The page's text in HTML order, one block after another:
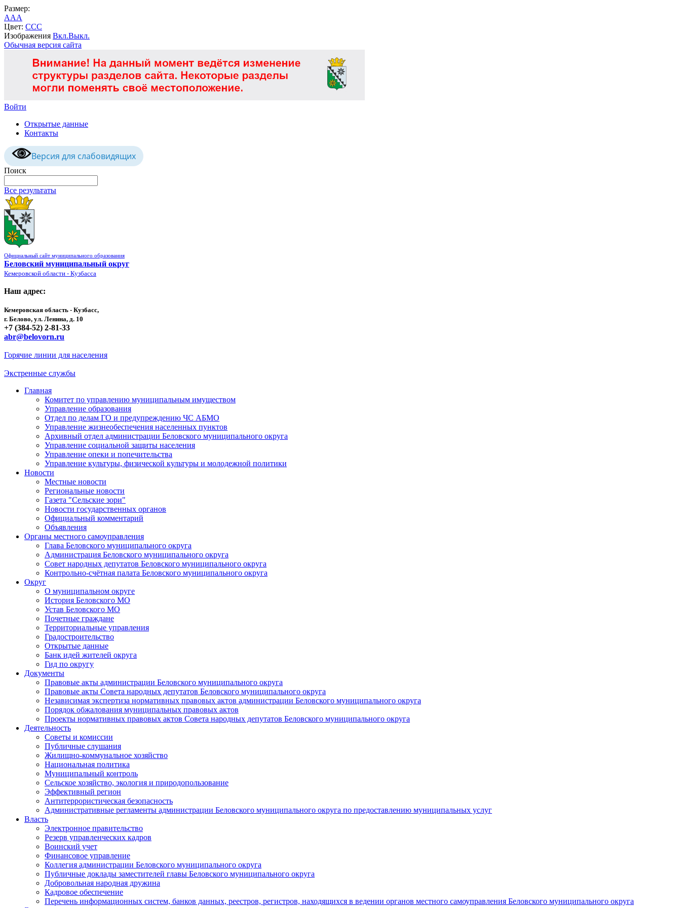
Размер:
AAA
Цвет: CCC
Изображения Вкл.Выкл.
Обычная версия сайта
Войти
Открытые данные
Контакты
Версия для слабовидящих
Поиск
Все результаты
Официальный сайт муниципального образования
Беловский муниципальный округ
Кемеровской области - Кузбасса
Наш адрес:
Кемеровская область - Кузбасс,
г. Белово, ул. Ленина, д. 10
+7 (384-52) 2-81-33
abr@belovorn.ru
Горячие линии для населения
Экстренные службы
Главная
Комитет по управлению муниципальным имуществом
Управление образования
Отдел по делам ГО и предупреждению ЧС АБМО
Управление жизнеобеспечения населенных пунктов
Архивный отдел администрации Беловского муниципального округа
Управление социальной защиты населения
Управление опеки и попечительства
Управление культуры, физической культуры и молодежной политики
Новости
Местные новости
Региональные новости
Газета "Сельские зори"
Новости государственных органов
Официальный комментарий
Объявления
Органы местного самоуправления
Глава Беловского муниципального округа
Администрация Беловского муниципального округа
Совет народных депутатов Беловского муниципального округа
Контрольно-счётная палата Беловского муниципального округа
Округ
О муниципальном округе
История Беловского МО
Устав Беловского МО
Почетные граждане
Территориальные управления
Градостроительство
Открытые данные
Банк идей жителей округа
Гид по округу
Документы
Правовые акты администрации Беловского муниципального округа
Правовые акты Совета народных депутатов Беловского муниципального округа
Независимая экспертиза нормативных правовых актов администрации Беловского муниципального округа
Порядок обжалования муниципальных правовых актов
Проекты нормативных правовых актов Совета народных депутатов Беловского муниципального округа
Деятельность
Советы и комиссии
Публичные слушания
Жилищно-коммунальное хозяйство
Национальная политика
Муниципальный контроль
Сельское хозяйство, экология и природопользование
Эффективный регион
Антитеррористическая безопасность
Административные регламенты администрации Беловского муниципального округа по предоставлению муниципальных услуг
Власть
Электронное правительство
Резерв управленческих кадров
Воинский учет
Финансовое управление
Коллегия администрации Беловского муниципального округа
Публичные доклады заместителей главы Беловского муниципального округа
Добровольная народная дружина
Кадровое обеспечение
Перечень информационных систем, банков данных, реестров, регистров, находящихся в ведении органов местного самоуправления Беловского муниципального округа